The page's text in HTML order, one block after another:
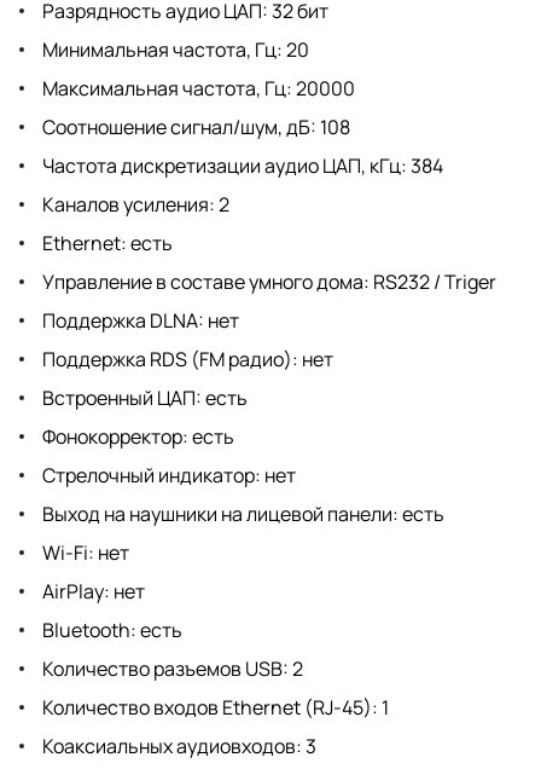
Разрядность аудио ЦАП: 32 бит
Минимальная частота, Гц: 20
Максимальная частота, Гц: 20000
Соотношение сигнал/шум, дБ: 108
Частота дискретизации аудио ЦАП, кГц: 384
Каналов усиления: 2
Ethernet: есть
Управление в составе умного дома: RS232 / Triger
Поддержка DLNA: нет
Поддержка RDS (FM радио): нет
Встроенный ЦАП: есть
Фонокорректор: есть
Стрелочный индикатор: нет
Выход на наушники на лицевой панели: есть
Wi-Fi: нет
AirPlay: нет
Bluetooth: есть
Количество разъемов USB: 2
Количество входов Ethernet (RJ-45): 1
Коаксиальных аудиовходов: 3